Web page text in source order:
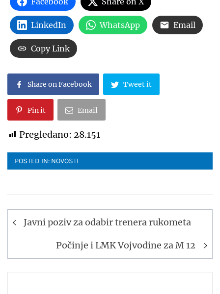
LinkedIn WhatsApp Email
Copy Link
Share on Facebook Tweet it
Pin it Email
Pregledano: 28.151
POSTED IN: NOVOSTI
Navigacija
članaka
Javni poziv za odabir trenera rukometa
Počinje i LMK Vojvodine za M 12